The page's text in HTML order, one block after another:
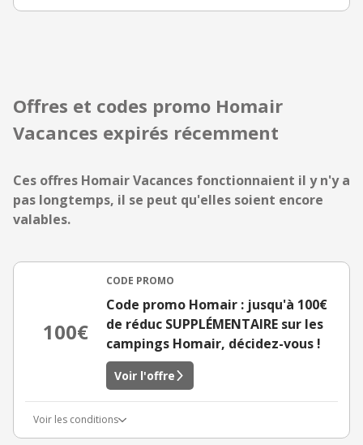
Offres et codes promo Homair
Vacances expirés récemment
Ces offres Homair Vacances fonctionnaient il y n'y a
pas longtemps, il se peut qu'elles soient encore
valables.
100€
CODE PROMO
Code promo Homair : jusqu'à 100€
de réduc SUPPLÉMENTAIRE sur les
campings Homair, décidez-vous !
Voir l'offre
Voir les conditions